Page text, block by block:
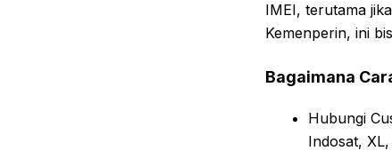
IMEI, terutama
Kemenperin, ini
Bagaimana
Hubungi
Indosat, XL,